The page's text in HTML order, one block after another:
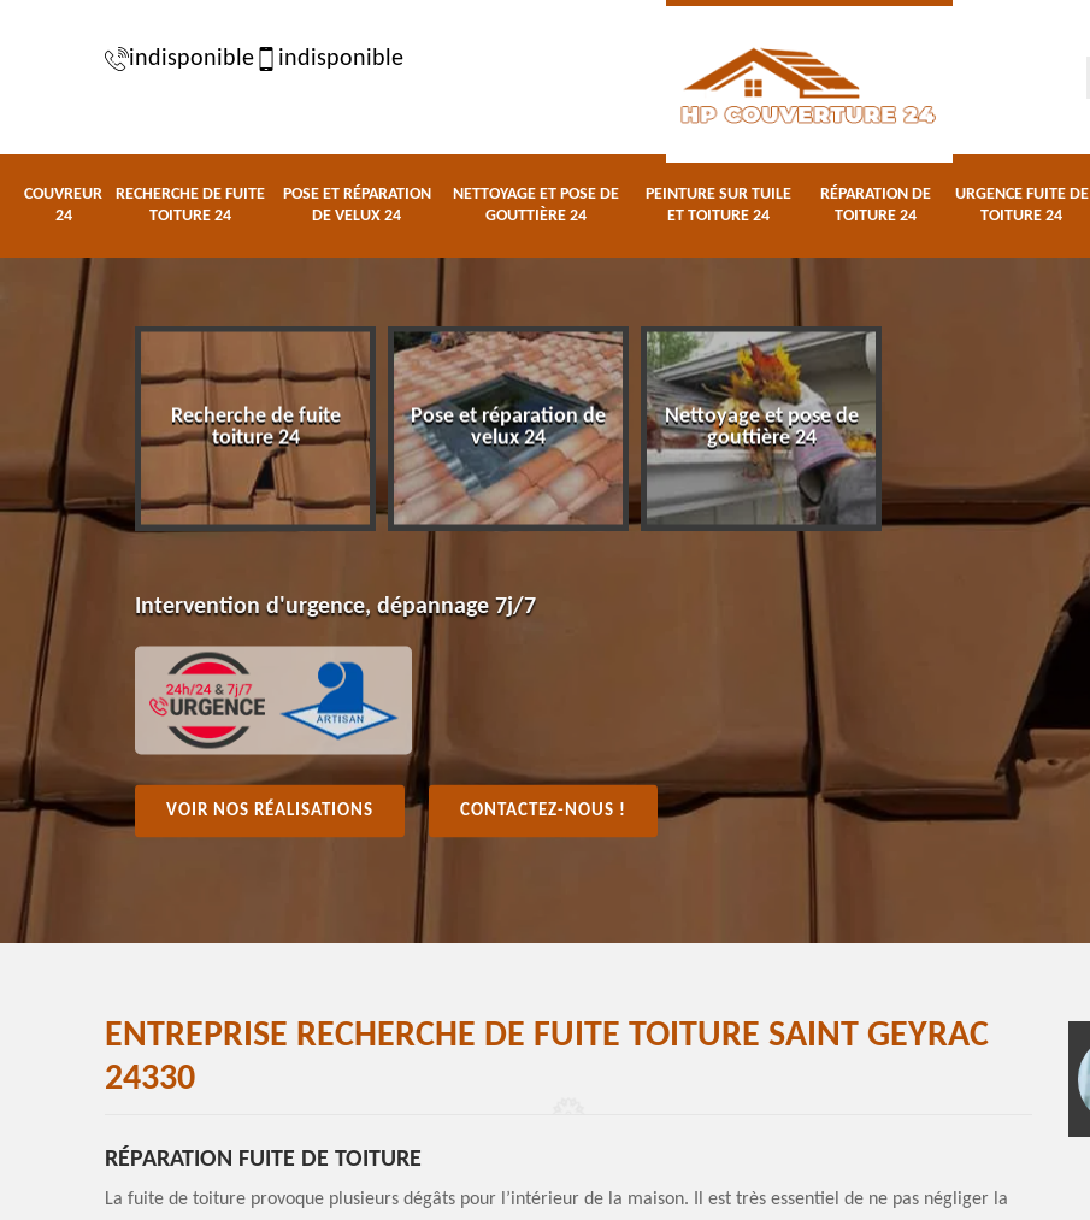
indisponible indisponible
COUVREUR
24
RECHERCHE DE FUITE
TOITURE 24
POSE ET RÉPARATION
DE VELUX 24
NETTOYAGE ET POSE DE
GOUTTIÈRE 24
PEINTURE SUR TUILE
ET TOITURE 24
RÉPARATION DE
TOITURE 24
URGENCE FUITE DE
TOITURE 24
Recherche de fuite
toiture 24
Pose et réparation de
velux 24
Nettoyage et pose de
gouttière 24
Intervention d'urgence, dépannage 7j/7
VOIR NOS RÉALISATIONS CONTACTEZ-NOUS !
ENTREPRISE RECHERCHE DE FUITE TOITURE SAINT GEYRAC
24330
RÉPARATION FUITE DE TOITURE
La fuite de toiture provoque plusieurs dégâts pour l’intérieur de la maison. Il est très essentiel de ne pas négliger la